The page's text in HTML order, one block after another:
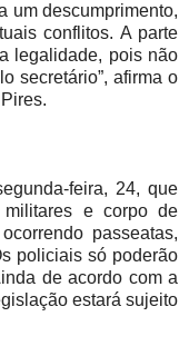
um descumprimento,
conflitos. A parte
legalidade, pois não
secretário”, afirma o
feira, 24, que
e corpo de
passeatas,
policiais só poderão
de acordo com a
estará sujeito